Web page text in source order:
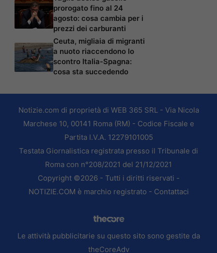
prorogato fino al 24
agosto: cosa cambia per i
prezzi dei carburanti
Ceuta, migliaia di migranti
a nuoto riaccendono lo
scontro Italia-Spagna:
cosa sta succedendo
Notizie.com di proprietà di WEB 365 SRL - Via Nicola
Marchese 10, 00141 Roma (RM) - Codice Fiscale e
Partita I.V.A. 12279101005
Testata Giornalistica registrata presso il Tribunale di
Roma con n°208/2021 del 21/12/2021
Copyright ©2026 - Tutti i diritti riservati -
NOTIZIE.COM è marchio registrato - Contattaci
Le attività pubblicitarie su questo sito sono gestite da
theCoreAdv